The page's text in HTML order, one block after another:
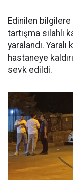
Edinilen
tartışma silahlı
yaralandı. Yaralı
hastaneye
sevk edildi.